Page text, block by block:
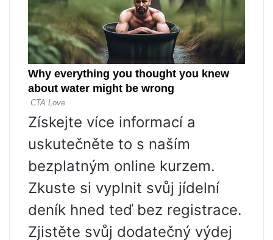
Získejte více informací a
uskutečněte to s naším
bezplatným online kurzem.
Zkuste si vyplnit svůj jídelní
deník hned teď bez registrace.
Zjistěte svůj dodatečný výdej